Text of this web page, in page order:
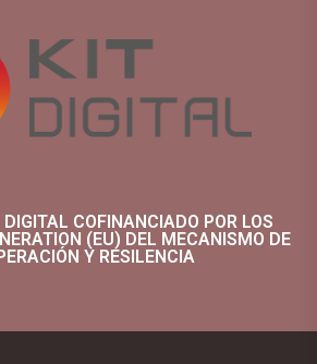
COFINANCIADO POR LOS
(EU) DEL MECANISMO DE
Y RESILENCIA